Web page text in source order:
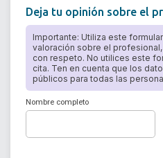
Deja tu opinión sobre el
Importante: Utiliza este
valoración sobre el
con respeto. No utilices este
cita. Ten en cuenta que los
públicos para todas las
Nombre completo